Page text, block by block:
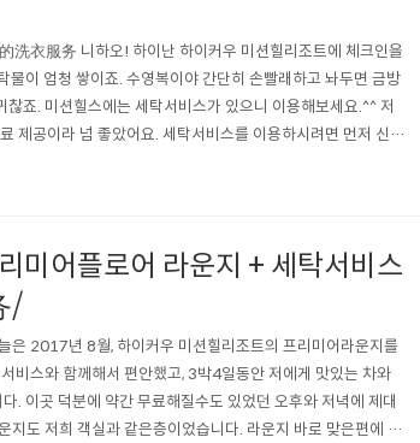
衣服务 니하오! 하이난 하이커우 미션힐리조트에 체크인을
물이 엄청 쌓이죠. 수영복이야 간단히 손빨래하고 놔두면 금방
죠. 미션힐스에는 세탁서비스가 있으니 이용해보세요.^^ 저
제공이라 넘 좋았어요. 세탁서비스를 이용하시려면 먼저 신청
요. 룸 넘버는 미리 기재가 되어있구요, 오른쪽에 이름, 날짜,
미어플로어 라운지 + 세탁서비스
/
은 2017년 8월, 하이커우 미션힐리조트의 프리미어라운지를
비스와 함께해서 편안했고, 3박4일동안 저에게 맛있는 차와
. 이곳 덕분에 약간 무료해질수도 있었던 오후와 저녁에 제대
도 저희 객실과 같은층이었습니다. 라운지 바로 맞은편에 16